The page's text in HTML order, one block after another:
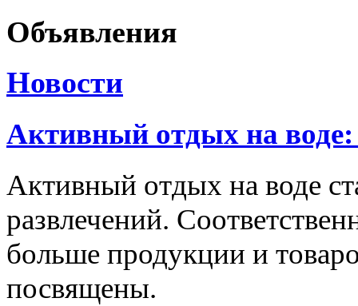
Объявления
Новости
Активный отдых на воде:
Активный отдых на воде
развлечений.
больше продукции и
посвящены.